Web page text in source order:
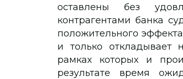
оставлены без
контрагентами банка
положительного
и только откладывает
рамках которых и
результате время